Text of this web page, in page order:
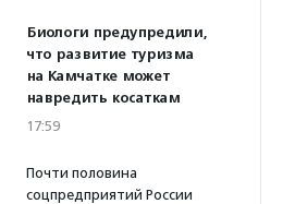
Биологи предупредили,
что развитие туризма
на Камчатке может
навредить косаткам
17:59
Почти половина
соцпредприятий России